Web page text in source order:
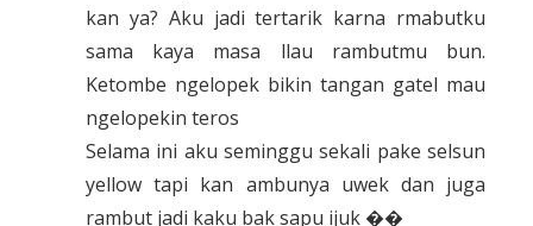
kan ya? Aku jadi tertarik karna rmabutku
sama kaya masa llau rambutmu bun.
Ketombe ngelopek bikin tangan gatel mau
ngelopekin teros
Selama ini aku seminggu sekali pake selsun
yellow tapi kan ambunya uwek dan juga
rambut jadi kaku bak sapu ijuk ��